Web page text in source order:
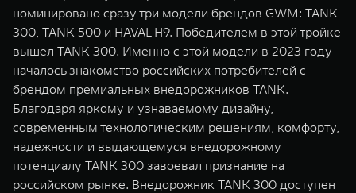
WEY 80
Масштаб возможностей
от 6 449 000 ₽
Масштаб
номинировано сразу три модели брендов GWM: TANK
300, TANK 500 и HAVAL H9. Победителем в этой тройке
вышел TANK 300. Именно с этой модели в 2023 году
началось знакомство российских потребителей с
брендом премиальных внедорожников TANK.
Благодаря яркому и узнаваемому дизайну,
современным технологическим решениям, комфорту,
надежности и выдающемуся внедорожному
потенциалу TANK 300 завоевал признание на
российском рынке. Внедорожник TANK 300 доступен